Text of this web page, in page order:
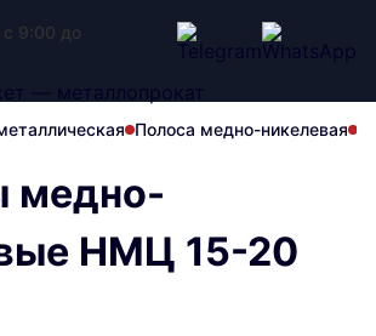
9:00 до
Полоса медно-никелевая
медно-
НМЦ 15-20